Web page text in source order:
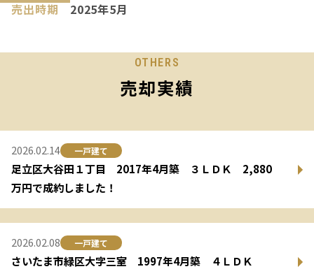
売出時期
2025年5月
OTHERS
売却実績
足立区大谷田１丁目 2017年4月築 ３ＬＤＫ 2,880
万円で成約しました！
2026.02.14 一戸建て
さいたま市緑区大字三室 1997年4月築 ４ＬＤＫ
2026.02.08 一戸建て